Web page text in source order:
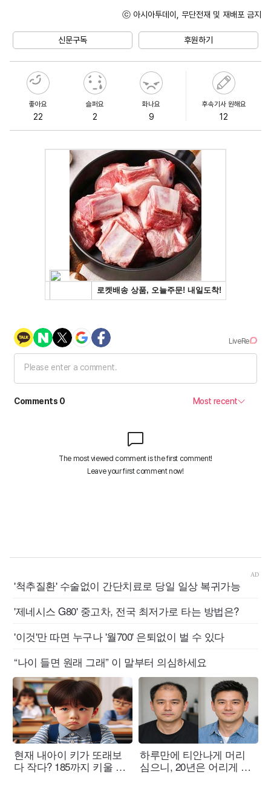
ⓒ 아시아투데이, 무단전재 및 재배포 금지
신문구독 후원하기
좋아요
22
슬퍼요
2
화나요
9
후속기사 원해요
12